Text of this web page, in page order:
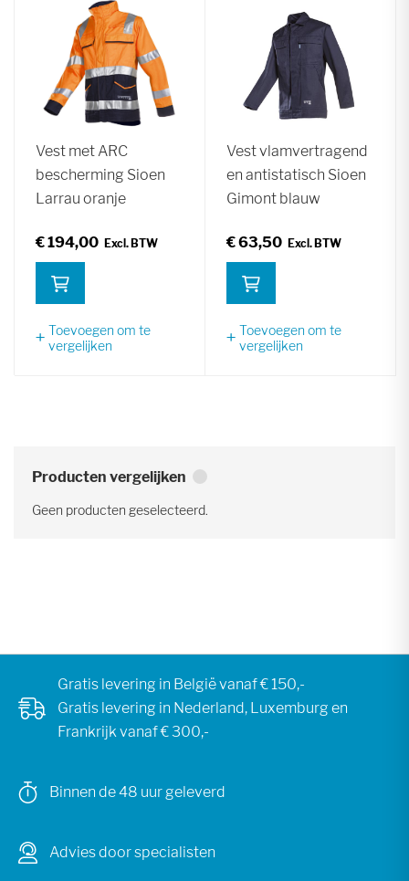
Vest met ARC
bescherming Sioen
Larrau oranje
€ 194,00
Toevoegen om te
vergelijken
Vest vlamvertragend
en antistatisch Sioen
Gimont blauw
€ 63,50
Toevoegen om te
vergelijken
Producten vergelijken
Geen producten geselecteerd.
Gratis levering in België vanaf € 150,-
Gratis levering in Nederland, Luxemburg en
Frankrijk vanaf € 300,-
Binnen de 48 uur geleverd
Advies door specialisten